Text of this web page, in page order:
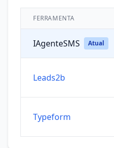
FERRAMENTA
IAgenteSMS Atual
Leads2b
Typeform